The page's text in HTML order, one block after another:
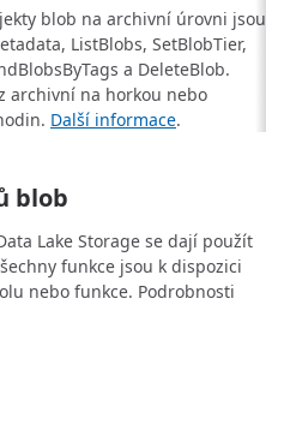
blob na archivní úrovni jsou
ListBlobs, SetBlobTier,
a DeleteBlob.
archivní na horkou nebo
Další informace.
blob
Lake Storage se dají použít
funkce jsou k dispozici
nebo funkce. Podrobnosti